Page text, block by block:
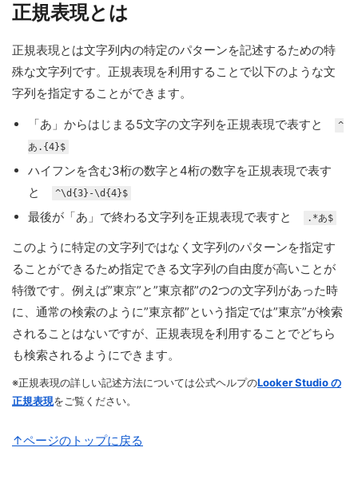
正規表現とは
正規表現とは文字列内の特定のパターンを記述するための特
殊な文字列です。正規表現を利用することで以下のような文
字列を指定することができます。
「あ」からはじまる5文字の文字列を正規表現で表すと
^
あ.{4}$
ハイフンを含む3桁の数字と4桁の数字を正規表現で表す
と
^\d{3}-\d{4}$
最後が「あ」で終わる文字列を正規表現で表すと .*あ$
このように特定の文字列ではなく文字列のパターンを指定す
ることができるため指定できる文字列の自由度が高いことが
特徴です。例えば”東京”と”東京都”の2つの文字列があった時
に、通常の検索のように”東京都”という指定では”東京”が検索
されることはないですが、正規表現を利用することでどちら
も検索されるようにできます。
※正規表現の詳しい記述方法については公式ヘルプのLooker Studio の
正規表現をご覧ください。
↑ページのトップに戻る